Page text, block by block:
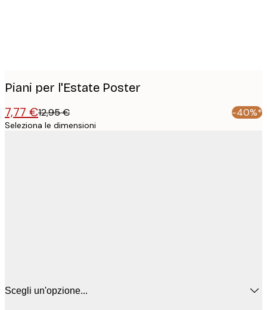
Piani per l'Estate Poster
7,77 €12,95 € -40%*
Seleziona le dimensioni
Scegli un'opzione...